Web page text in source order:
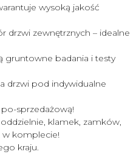
wysoką jakość
drzwi zewnętrznych – idealne
gruntowne badania i testy
drzwi pod indywidualne
sprzedażową!
klamek, zamków,
w komplecie!
kraju.